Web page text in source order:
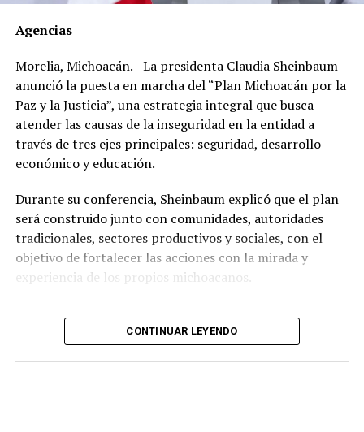
de Golf Campestre de San Luis Potosí un inmueble de
millones 671 mil 425 pesos, cuyo pago realizó en una
sola exhibición.
Sin embargo, al hacer una revisión de propiedades en la
zona, se encontró que, en lugar de los 2 millones 671
mil 425 pesos que pagó, el inmueble tiene un valor real
Un año después, el 21 de mayo de 2013, adquirió en el
Fraccionamiento Matamoros, también de San Luis
Potosí, un inmueble de 280 metros cuadrados, con un
valor declarado de 560 mil 700 pesos con pago de
Ese mismo año, pero el 23 de diciembre, compró en
Agencias
Morelia, Michoacán.– La presidenta Claudia Sheinbaum
anunció la puesta en marcha del “Plan Michoacán por la
Paz y la Justicia”, una estrategia integral que busca
atender las causas de la inseguridad en la entidad a
través de tres ejes principales: seguridad, desarrollo
económico y educación.
Durante su conferencia, Sheinbaum explicó que el plan
será construido junto con comunidades, autoridades
tradicionales, sectores productivos y sociales, con el
objetivo de fortalecer las acciones con la mirada y
experiencia de los propios michoacanos.
“Vamos a escuchar a las
comunidades, a las
CONTINUAR LEYENDO